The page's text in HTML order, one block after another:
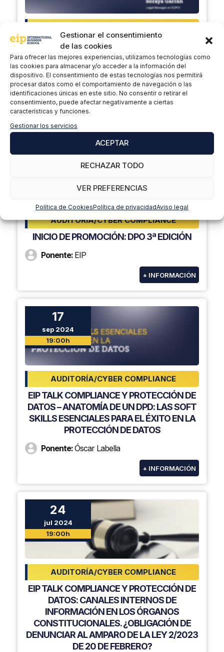
Gestionar el consentimiento
de las cookies
Para ofrecer las mejores experiencias, utilizamos tecnologías como
las cookies para almacenar y/o acceder a la información del
dispositivo. El consentimiento de estas tecnologías nos permitirá
procesar datos como el comportamiento de navegación o las
identificaciones únicas en este sitio. No consentir o retirar el
consentimiento, puede afectar negativamente a ciertas
características y funciones.
Gestionar los servicios
ACEPTAR
RECHAZAR TODO
VER PREFERENCIAS
Política de CookiesPolítica de privacidadAviso legal
EIP TALK COMPLIANCE Y PROTECCIÓN DE
DATOS: LA IMPORTANCIA DE DESIGNAR UN
REPRESENTANTE PARA ENTIDADES FUERA
DE LA UE/EEE
Ponente:Soraya Garrán
18
AUDITORÍA/CYBER COMPLIANCE
INICIO DE PROMOCIÓN: DPO 3ª EDICIÓN
Ponente: EIP
+ INFORMACIÓN
17
sep 2024
19:00h
AUDITORÍA/CYBER COMPLIANCE
EIP TALK COMPLIANCE Y PROTECCIÓN DE
DATOS – ANATOMÍA DE UN DPD: LAS SOFT
SKILLS ESENCIALES PARA EL ÉXITO EN LA
PROTECCIÓN DE DATOS
Ponente:Óscar Labella
+ INFORMACIÓN
24
jul 2024
19:00h
AUDITORÍA/CYBER COMPLIANCE
EIP TALK COMPLIANCE Y PROTECCIÓN DE
DATOS: CANALES INTERNOS DE
INFORMACIÓN EN LOS ÓRGANOS
CONSTITUCIONALES. ¿OBLIGACIÓN DE
DENUNCIAR AL AMPARO DE LA LEY 2/2023
DE 20 DE FEBRERO?